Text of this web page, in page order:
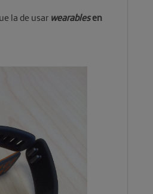
la de usar wearablesen